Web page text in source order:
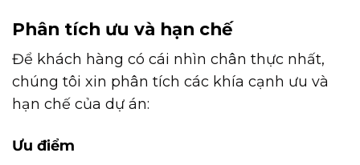
Phân tích ưu và hạn chế
Để khách hàng có cái nhìn chân thực nhất,
chúng tôi xin phân tích các khía cạnh ưu và
hạn chế của dự án:
Ưu điểm